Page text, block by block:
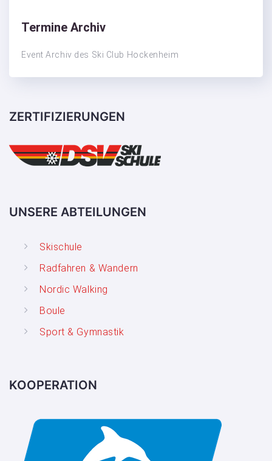
Termine Archiv
Event Archiv des Ski Club Hockenheim
ZERTIFIZIERUNGEN
UNSERE ABTEILUNGEN
Skischule
Radfahren & Wandern
Nordic Walking
Boule
Sport & Gymnastik
KOOPERATION